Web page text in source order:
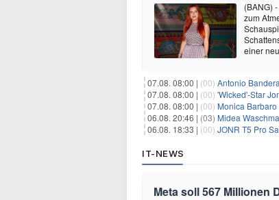
(BANG)
zum
einer
07.08. 08:00 | (00) Antonio
07.08. 08:00 | (00) 'Wicked'-Star
07.08. 08:00 | (00) Monica
06.08. 20:46 | (03) Midea
06.08. 18:33 | (00) JONR T5 Pro
IT-NEWS
Meta soll 567 Millionen